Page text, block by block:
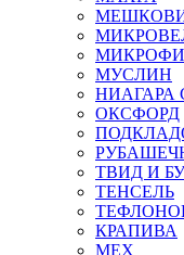
МУСЛИН
НИАГАРА
ОКСФОРД
ТВИД И
ТЕНСЕЛЬ
КРАПИВА
МЕХ